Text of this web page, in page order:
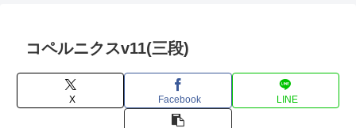
コペルニクスv11(三段)
X Facebook LINE